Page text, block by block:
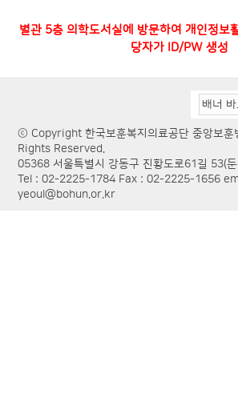
별관 5층 의학도서실에 방문하여 개인정보
당자가 ID/PW 생성
ⓒ Copyright 한국보훈복지의료공단 중앙보훈
Rights Reserved.
05368 서울특별시 강동구 진황도로61길 53(
Tel : 02-2225-1784 Fax : 02-2225-1656
yeoul@bohun.or.kr